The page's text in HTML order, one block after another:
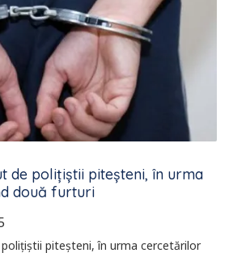
de polițiștii piteșteni, în urma
două furturi
piteșteni, în urma cercetărilor